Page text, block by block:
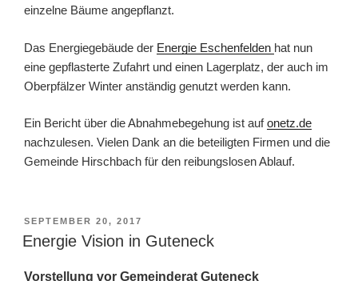
einzelne Bäume angepflanzt.
Das Energiegebäude der Energie Eschenfelden hat nun
eine gepflasterte Zufahrt und einen Lagerplatz, der auch im
Oberpfälzer Winter anständig genutzt werden kann.
Ein Bericht über die Abnahmebegehung ist aufonetz.de
nachzulesen. Vielen Dank an die beteiligten Firmen und die
Gemeinde Hirschbach für den reibungslosen Ablauf.
VERÖFFENTLICHT
AM
SEPTEMBER 20, 2017
Energie Vision in Guteneck
Vorstellung vor Gemeinderat Guteneck